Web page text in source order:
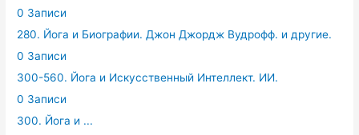
0 Записи
280. Йога и Биографии. Джон Джордж Вудрофф. и другие.
0 Записи
300-560. Йога и Искусственный Интеллект. ИИ.
0 Записи
300. Йога и ...